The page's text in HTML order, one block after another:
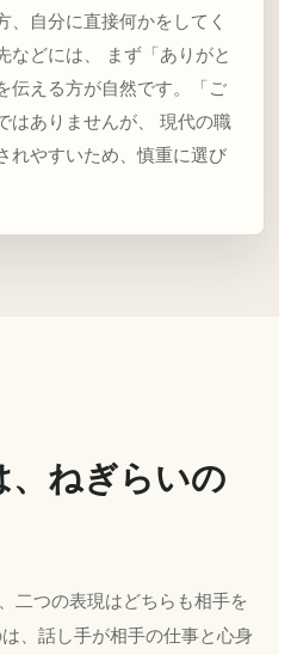
、自分に直接何かをしてく
などには、 まず「ありがと
伝える方が自然です。「ご
はありませんが、 現代の職
れやすいため、慎重に選び
、ねぎらいの
二つの表現はどちらも相手を
、話し手が相手の仕事と心身